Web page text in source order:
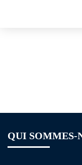
QUI SOMMES-